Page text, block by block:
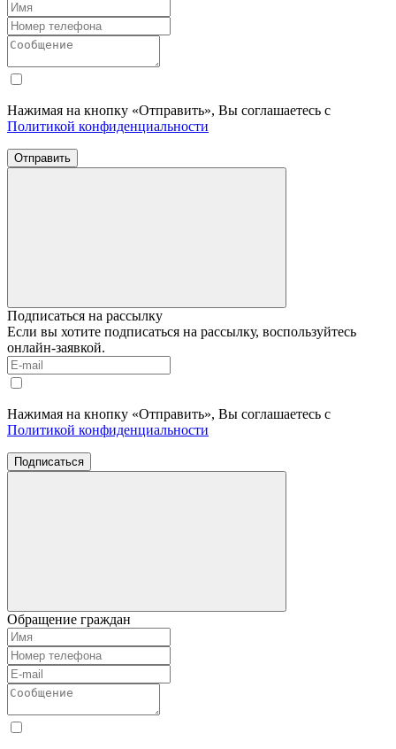
Нажимая на кнопку «Отправить», Вы соглашаетесь с
Политикой конфиденциальности
Отправить
Подписаться на рассылку
Если вы хотите подписаться на рассылку, воспользуйтесь
онлайн-заявкой.
Нажимая на кнопку «Отправить», Вы соглашаетесь с
Политикой конфиденциальности
Подписаться
Обращение граждан